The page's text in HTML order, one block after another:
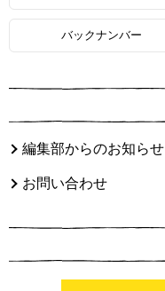
バックナンバー
編集部からのお知らせ
お問い合わせ